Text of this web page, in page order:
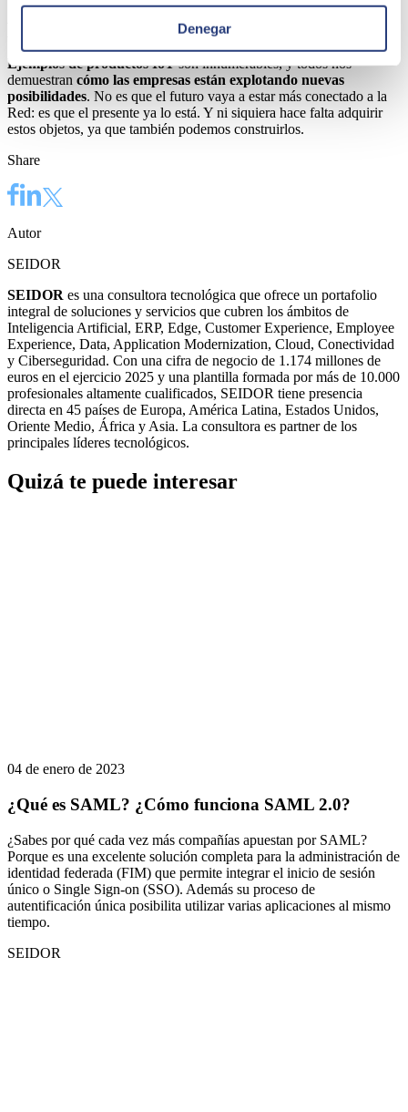
Denegar
Ejemplos de productos IoTson innumerables, y todos nos
demuestran cómo las empresas están explotando nuevas
posibilidades. No es que el futuro vaya a estar más conectado a la
Red: es que el presente ya lo está. Y ni siquiera hace falta adquirir
estos objetos, ya que también podemos construirlos.
Share
Autor
SEIDOR
SEIDOR es una consultora tecnológica que ofrece un portafolio
integral de soluciones y servicios que cubren los ámbitos de
Inteligencia Artificial, ERP, Edge, Customer Experience, Employee
Experience, Data, Application Modernization, Cloud, Conectividad
y Ciberseguridad. Con una cifra de negocio de 1.174 millones de
euros en el ejercicio 2025 y una plantilla formada por más de 10.000
profesionales altamente cualificados, SEIDOR tiene presencia
directa en 45 países de Europa, América Latina, Estados Unidos,
Oriente Medio, África y Asia. La consultora es partner de los
principales líderes tecnológicos.
Quizá te puede interesar
04 de enero de 2023
¿Qué es SAML? ¿Cómo funciona SAML 2.0?
¿Sabes por qué cada vez más compañías apuestan por SAML?
Porque es una excelente solución completa para la administración de
identidad federada (FIM) que permite integrar el inicio de sesión
único o Single Sign-on (SSO). Además su proceso de
autentificación única posibilita utilizar varias aplicaciones al mismo
tiempo.
SEIDOR